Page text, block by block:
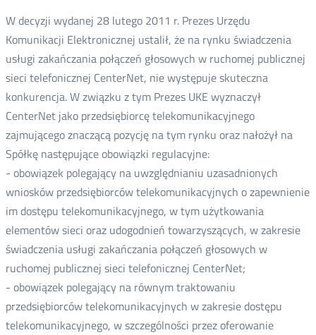
W decyzji wydanej 28 lutego 2011 r. Prezes Urzędu
Komunikacji Elektronicznej ustalił, że na rynku świadczenia
usługi zakańczania połączeń głosowych w ruchomej publicznej
sieci telefonicznej CenterNet, nie występuje skuteczna
konkurencja. W związku z tym Prezes UKE wyznaczył
CenterNet jako przedsiębiorcę telekomunikacyjnego
zajmującego znaczącą pozycję na tym rynku oraz nałożył na
Spółkę następujące obowiązki regulacyjne:
- obowiązek polegający na uwzględnianiu uzasadnionych
wniosków przedsiębiorców telekomunikacyjnych o zapewnienie
im dostępu telekomunikacyjnego, w tym użytkowania
elementów sieci oraz udogodnień towarzyszących, w zakresie
świadczenia usługi zakańczania połączeń głosowych w
ruchomej publicznej sieci telefonicznej CenterNet;
- obowiązek polegający na równym traktowaniu
przedsiębiorców telekomunikacyjnych w zakresie dostępu
telekomunikacyjnego, w szczególności przez oferowanie